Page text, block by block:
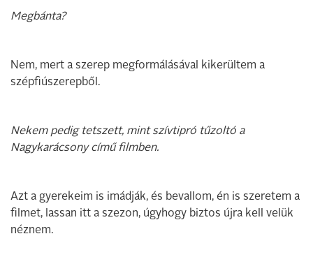
Megbánta?
Nem, mert a szerep megformálásával kikerültem a
szépfiúszerepből.
Nekem pedig tetszett, mint szívtipró tűzoltó a
Nagykarácsony című filmben.
Azt a gyerekeim is imádják, és bevallom, én is szeretem a
filmet, lassan itt a szezon, úgyhogy biztos újra kell velük
néznem.